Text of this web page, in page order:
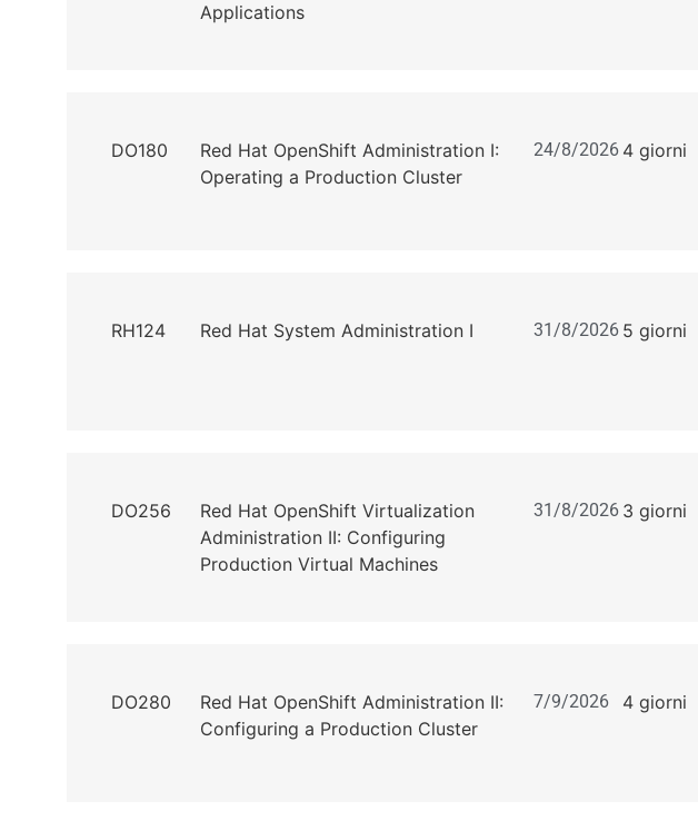
Applications
DO180
Red Hat OpenShift Administration I:
Operating a Production Cluster
24/8/2026 4 giorni
RH124 Red Hat System Administration I 31/8/2026 5 giorni
DO256
Red Hat OpenShift Virtualization
Administration II: Configuring
Production Virtual Machines
31/8/2026 3 giorni
DO280
Red Hat OpenShift Administration II:
Configuring a Production Cluster
7/9/2026 4 giorni